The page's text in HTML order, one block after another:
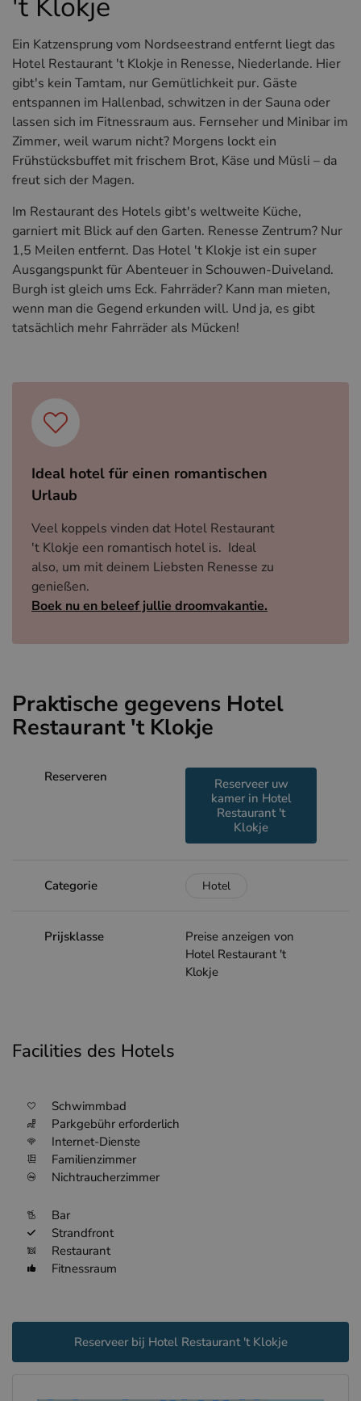
't Klokje
Ein Katzensprung vom Nordseestrand entfernt liegt das
Hotel Restaurant 't Klokje in Renesse, Niederlande. Hier
gibt's kein Tamtam, nur Gemütlichkeit pur. Gäste
entspannen im Hallenbad, schwitzen in der Sauna oder
lassen sich im Fitnessraum aus. Fernseher und Minibar im
Zimmer, weil warum nicht? Morgens lockt ein
Frühstücksbuffet mit frischem Brot, Käse und Müsli – da
freut sich der Magen.
Im Restaurant des Hotels gibt's weltweite Küche,
garniert mit Blick auf den Garten. Renesse Zentrum? Nur
1,5 Meilen entfernt. Das Hotel 't Klokje ist ein super
Ausgangspunkt für Abenteuer in Schouwen-Duiveland.
Burgh ist gleich ums Eck. Fahrräder? Kann man mieten,
wenn man die Gegend erkunden will. Und ja, es gibt
tatsächlich mehr Fahrräder als Mücken!
Ideal hotel für einen romantischen
Urlaub
Veel koppels vinden dat Hotel Restaurant
't Klokje een romantisch hotel is. Ideal
also, um mit deinem Liebsten Renesse zu
genießen.
Boek nu en beleef jullie droomvakantie.
Praktische gegevens Hotel
Restaurant 't Klokje
Reserveren
Reserveer uw
kamer in Hotel
Restaurant 't
Klokje
Categorie Hotel
Prijsklasse
Preise anzeigen von
Hotel Restaurant 't
Klokje
Facilities des Hotels
Schwimmbad
Parkgebühr erforderlich
Internet-Dienste
Familienzimmer
Nichtraucherzimmer
Bar
Strandfront
Restaurant
Fitnessraum
Reserveer bij Hotel Restaurant 't Klokje